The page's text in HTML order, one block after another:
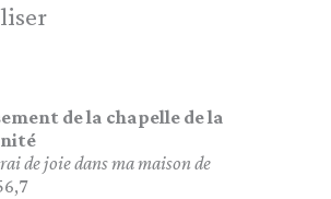
de la chapelle de la
de joie dans ma maison de